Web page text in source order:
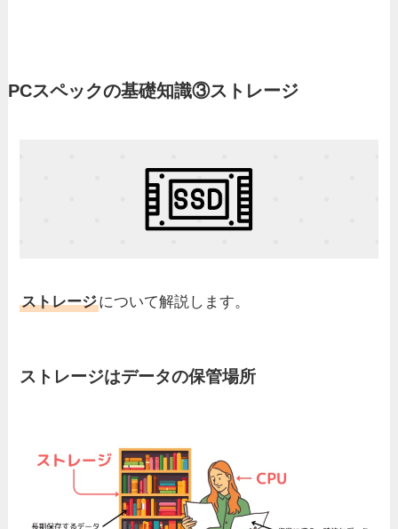
PCスペックの基礎知識③ストレージ
ストレージについて解説します。
ストレージはデータの保管場所